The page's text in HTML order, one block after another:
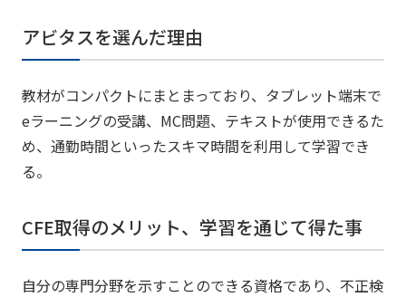
アビタスを選んだ理由
教材がコンパクトにまとまっており、タブレット端末で
eラーニングの受講、MC問題、テキストが使用できるた
め、通勤時間といったスキマ時間を利用して学習でき
る。
CFE取得のメリット、学習を通じて得た事
自分の専門分野を示すことのできる資格であり、不正検